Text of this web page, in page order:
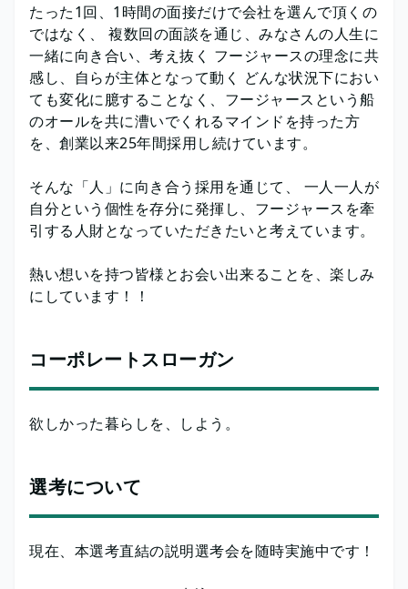
たった1回、1時間の面接だけで会社を選んで頂くの
ではなく、 複数回の面談を通じ、みなさんの人生に
一緒に向き合い、考え抜く フージャースの理念に共
感し、自らが主体となって動く どんな状況下におい
ても変化に臆することなく、フージャースという船
のオールを共に漕いでくれるマインドを持った方
を、創業以来25年間採用し続けています。
そんな「人」に向き合う採用を通じて、 一人一人が
自分という個性を存分に発揮し、フージャースを牽
引する人財となっていただきたいと考えています。
熱い想いを持つ皆様とお会い出来ることを、楽しみ
にしています！！
コーポレートスローガン
欲しかった暮らしを、しよう。
選考について
現在、本選考直結の説明選考会を随時実施中です！